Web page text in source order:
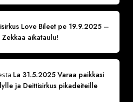
Love Bileet pe 19.9.2025 –
Zekkaa aikataulu!
La 31.5.2025 Varaa paikkasi
ja Deittisirkus pikadeiteille